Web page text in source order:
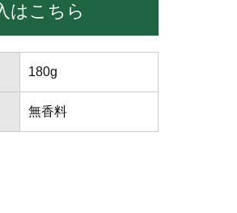
はこちら
180g
無香料